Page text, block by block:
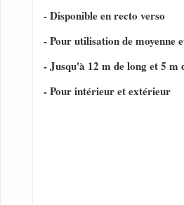
- Disponible en recto verso
- Pour utilisation de moyenne
- Jusqu'à 12 m de long et 5 m
- Pour intérieur et extérieur